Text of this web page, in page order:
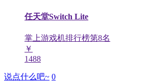
任天堂Switch Lite
掌上游戏机排行榜第8名
￥
1488
说点什么吧~ 0